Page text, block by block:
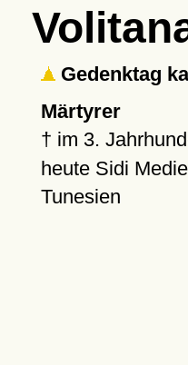
Gedenktag
Märtyrer
† im 3.
heute Sidi
Tunesien